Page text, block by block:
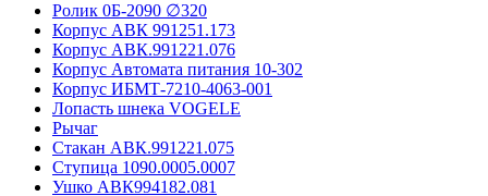
Ролик 0Б-2090 ∅320
Корпус АВК 991251.173
Корпус АВК.991221.076
Корпус Автомата питания 10-302
Корпус ИБМТ-7210-4063-001
Лопасть шнека VOGELE
Рычаг
Стакан АВК.991221.075
Ступица 1090.0005.0007
Ушко АВК994182.081